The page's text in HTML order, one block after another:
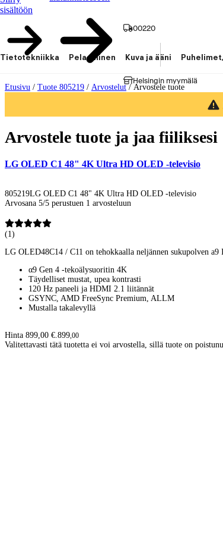
sisältöön
00220
Helsingin myymälä
Tietotekniikka Pelaaminen Kuva ja ääni
Etusivu / Tuote 805219 / Arvostelut/ Arvostele tuote
Arvostele tuote ja jaa fiiliksesi
LG OLED C1 48" 4K Ultra HD OLED -televisio
805219LG OLED C1 48" 4K Ultra HD OLED -televisio
Arvosana 5/5 perustuen 1 arvosteluun
(1)
LG OLED48C14 / C11 on tehokkaalla neljännen sukupolven
α9 Gen 4 -tekoälysuoritin 4K
Täydelliset mustat, upea kontrasti
120 Hz paneeli ja HDMI 2.1 liitännät
GSYNC, AMD FreeSync Premium, ALLM
Mustalla takalevyllä
Hinta 899,00 €.899,00
Valitettavasti tätä tuotetta ei voi arvostella, sillä tuote on